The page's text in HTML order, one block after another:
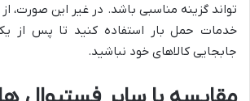
تواند گزینه مناسبی باشد. در غیر این صورت،
خدمات حمل بار استفاده کنید تا پس از یک
جابجایی کالاهای خود نباشید.